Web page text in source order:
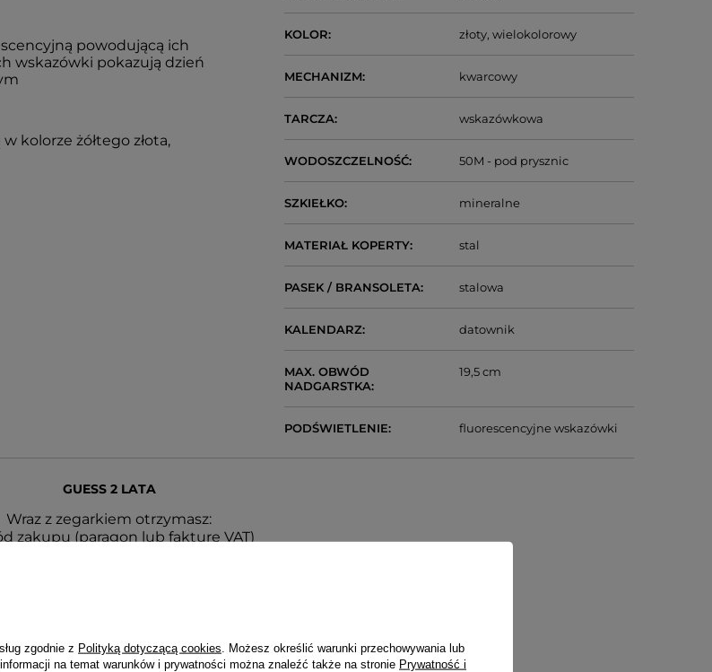
powodującą ich
wskazówki pokazują dzień
kolorze żółtego złota,
KOLOR złoty wielokolorowy
MECHANIZM kwarcowy
TARCZA wskazówkowa
WODOSZCZELNOŚĆ 50M - pod prysznic
SZKIEŁKO mineralne
MATERIAŁ KOPERTY stal
PASEK / BRANSOLETA stalowa
KALENDARZ datownik
MAX. OBWÓD
NADGARSTKA
19,5 cm
PODŚWIETLENIE fluorescencyjne wskazówki
GUESS 2 LATA
Wraz z zegarkiem otrzymasz:
zakupu (paragon lub fakturę VAT)
serwisowych znajdują się na stronie importeraZIBI
zgodnie z Polityką dotyczącą cookies . Możesz określić warunki przechowywania lub
na temat warunków i prywatności można znaleźć także na stronie Prywatność i